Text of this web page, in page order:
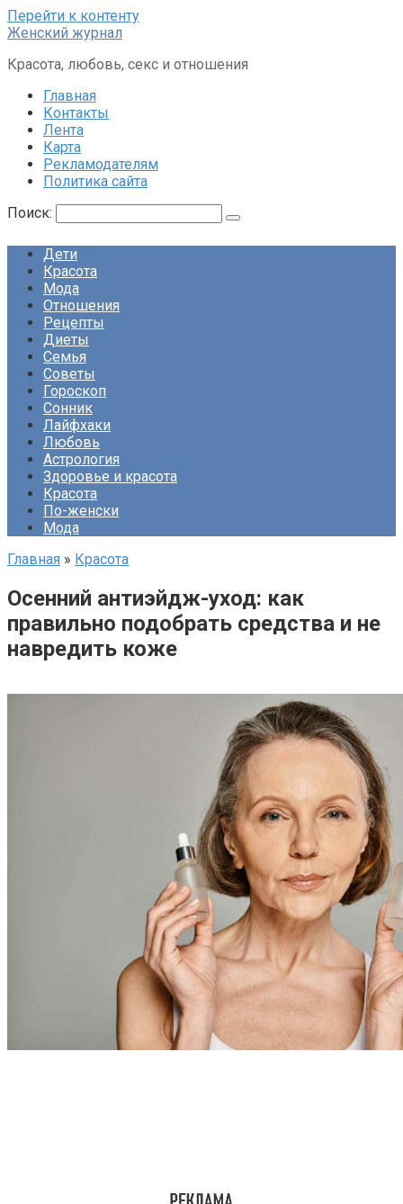
Перейти к контенту
Женский журнал
Красота, любовь, секс и отношения
Главная
Контакты
Лента
Карта
Рекламодателям
Политика сайта
Поиск:
Дети
Красота
Мода
Отношения
Рецепты
Диеты
Семья
Советы
Гороскоп
Сонник
Лайфхаки
Любовь
Астрология
Здоровье и красота
Красота
По-женски
Мода
Главная » Красота
Осенний антиэйдж-уход: как
правильно подобрать средства и не
навредить коже